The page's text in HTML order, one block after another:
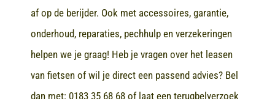
af op de berijder. Ook met accessoires, garantie,
onderhoud, reparaties, pechhulp en verzekeringen
helpen we je graag! Heb je vragen over het leasen
van fietsen of wil je direct een passend advies? Bel
dan met: 0183 35 68 68of laat een terugbelverzoek